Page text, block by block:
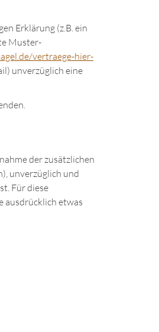
Erklärung (z.B. ein
Muster-
vertraege-hier-
unverzüglich eine
der zusätzlichen
unverzüglich und
Für diese
ausdrücklich etwas